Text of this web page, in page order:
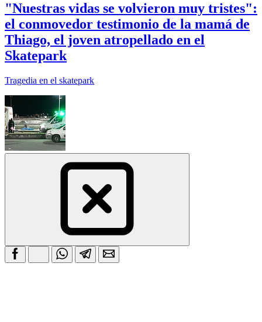
"Nuestras vidas se volvieron muy tristes":
el conmovedor testimonio de la mamá de
Thiago, el joven atropellado en el
Skatepark
Tragedia en el skatepark